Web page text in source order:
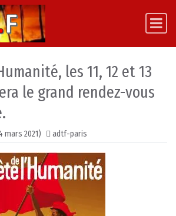
les 11, 12 et 13
le grand rendez-vous
mars 2021) adtf-paris